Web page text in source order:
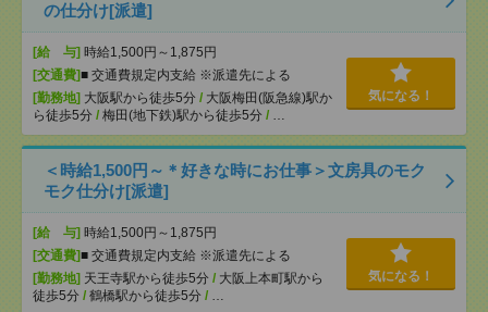
の仕分け[派遣]
[給 与] 時給1,500円～1,875円
[交通費]■ 交通費規定内支給 ※派遣先による
[勤務地] 大阪駅から徒歩5分 / 大阪梅田(阪急線)駅か
ら徒歩5分 / 梅田(地下鉄)駅から徒歩5分 / …
気になる！
＜時給1,500円～＊好きな時にお仕事＞文房具のモク
モク仕分け[派遣]
[給 与] 時給1,500円～1,875円
[交通費]■ 交通費規定内支給 ※派遣先による
[勤務地] 天王寺駅から徒歩5分 / 大阪上本町駅から
徒歩5分 / 鶴橋駅から徒歩5分 / …
気になる！